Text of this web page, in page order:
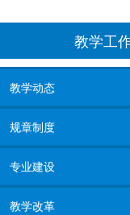
教学工
教学动态
规章制度
专业建设
教学改革